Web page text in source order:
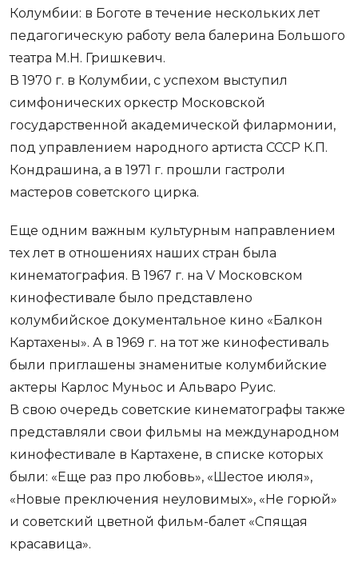
Колумбии: в Боготе в течение нескольких лет
педагогическую работу вела балерина Большого
театра М.Н. Гришкевич.
В 1970 г. в Колумбии, с успехом выступил
симфонических оркестр Московской
государственной академической филармонии,
под управлением народного артиста СССР К.П.
Кондрашина, а в 1971 г. прошли гастроли
мастеров советского цирка.
Еще одним важным культурным направлением
тех лет в отношениях наших стран была
кинематография. В 1967 г. на V Московском
кинофестивале было представлено
колумбийское документальное кино «Балкон
Картахены». А в 1969 г. на тот же кинофестиваль
были приглашены знаменитые колумбийские
актеры Карлос Муньос и Альваро Руис.
В свою очередь советские кинематографы также
представляли свои фильмы на международном
кинофестивале в Картахене, в списке которых
были: «Еще раз про любовь», «Шестое июля»,
«Новые преключения неуловимых», «Не горюй»
и советский цветной фильм-балет «Спящая
красавица».